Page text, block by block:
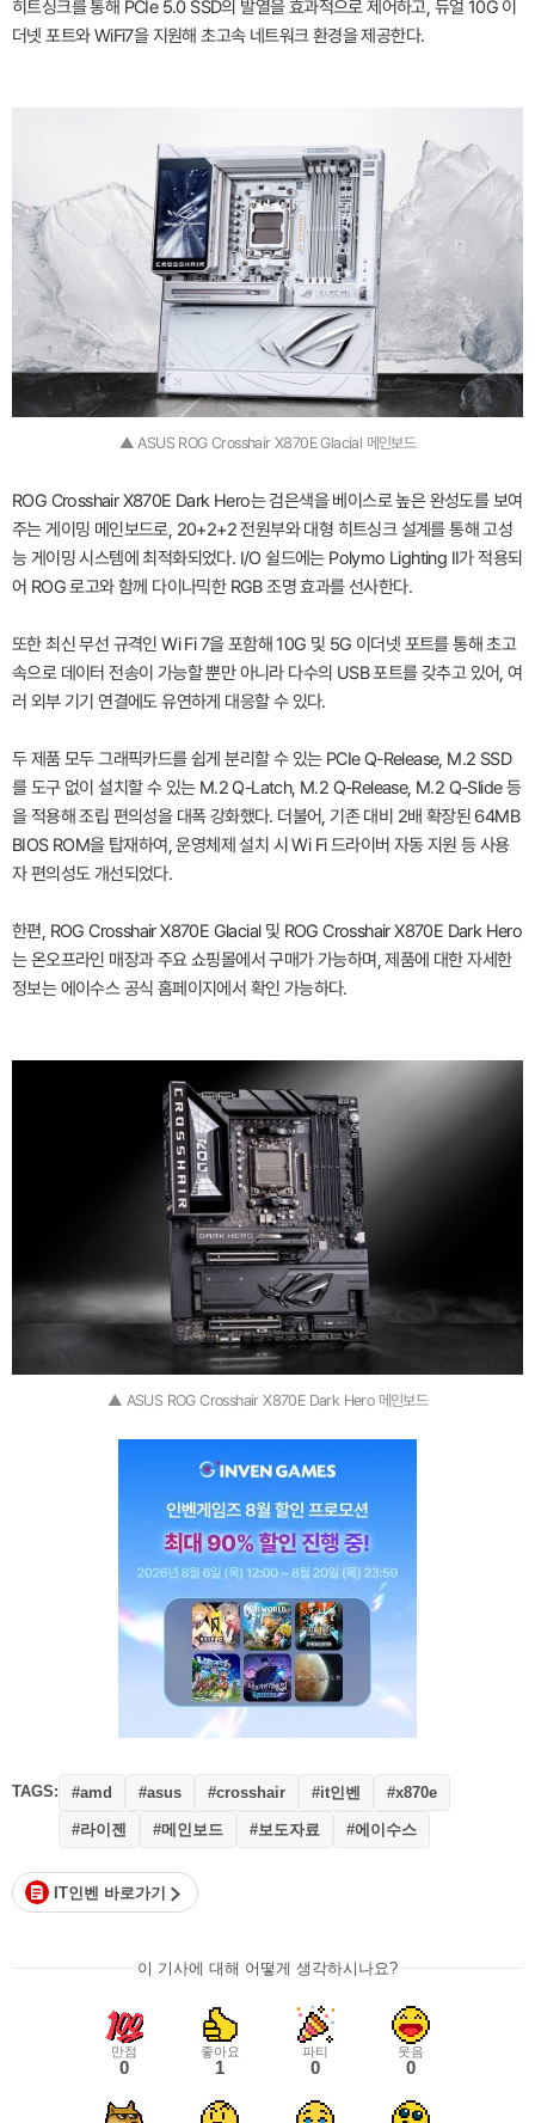
히트싱크를 통해 PCIe 5.0 SSD의 발열을 효과적으로 제어하고, 듀얼 10G 이
더넷 포트와 WiFi7을 지원해 초고속 네트워크 환경을 제공한다.
▲ ASUS ROG Crosshair X870E Glacial 메인보드
ROG Crosshair X870E Dark Hero는 검은색을 베이스로 높은 완성도를 보여
주는 게이밍 메인보드로, 20+2+2 전원부와 대형 히트싱크 설계를 통해 고성
능 게이밍 시스템에 최적화되었다. I/O 쉴드에는 Polymo Lighting II가 적용되
어 ROG 로고와 함께 다이나믹한 RGB 조명 효과를 선사한다.
또한 최신 무선 규격인 Wi Fi 7을 포함해 10G 및 5G 이더넷 포트를 통해 초고
속으로 데이터 전송이 가능할 뿐만 아니라 다수의 USB 포트를 갖추고 있어, 여
러 외부 기기 연결에도 유연하게 대응할 수 있다.
두 제품 모두 그래픽카드를 쉽게 분리할 수 있는 PCIe Q-Release, M.2 SSD
를 도구 없이 설치할 수 있는 M.2 Q-Latch, M.2 Q-Release, M.2 Q-Slide 등
을 적용해 조립 편의성을 대폭 강화했다. 더불어, 기존 대비 2배 확장된 64MB
BIOS ROM을 탑재하여, 운영체제 설치 시 Wi Fi 드라이버 자동 지원 등 사용
자 편의성도 개선되었다.
한편, ROG Crosshair X870E Glacial 및 ROG Crosshair X870E Dark Hero
는 온오프라인 매장과 주요 쇼핑몰에서 구매가 가능하며, 제품에 대한 자세한
정보는 에이수스 공식 홈페이지에서 확인 가능하다.
▲ ASUS ROG Crosshair X870E Dark Hero 메인보드
TAGS: #amd #asus #crosshair #it인벤 #x870e
#라이젠 #메인보드 #보도자료 #에이수스
IT인벤 바로가기
이 기사에 대해 어떻게 생각하시나요?
만점
0
좋아요
1
파티
0
웃음
0